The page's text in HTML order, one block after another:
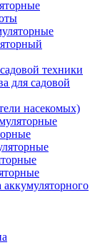
техники
для садовой
насекомых)